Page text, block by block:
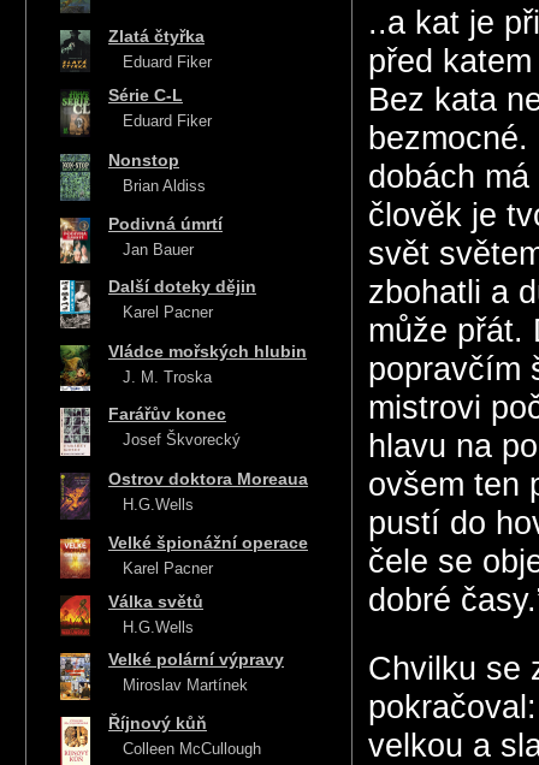
Zlatá čtyřka
Eduard Fiker
Série C-L
Eduard Fiker
Nonstop
Brian Aldiss
Podivná úmrtí
Jan Bauer
Další doteky dějin
Karel Pacner
Vládce mořských hlubin
J. M. Troska
Farářův konec
Josef Škvorecký
Ostrov doktora Moreaua
H.G.Wells
Velké špionážní operace
Karel Pacner
Válka světů
H.G.Wells
Velké polární výpravy
Miroslav Martínek
Říjnový kůň
Colleen McCullough
..a kat je
před
Bez kata
dobách
člověk je
svět
zbohatli a
může přát.
popravčím
mistrovi
hlavu na
ovšem ten
pustí do
čele se
dobré
Chvilku se
velkou a